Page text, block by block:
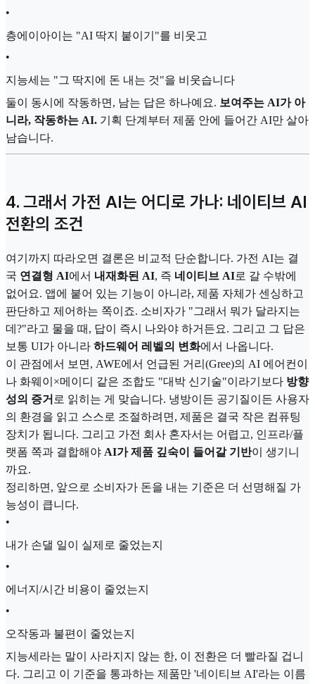
•
층에이아이는 "AI 딱지 붙이기"를 비웃고
•
지능세는 "그 딱지에 돈 내는 것"을 비웃습니다
둘이 동시에 작동하면, 남는 답은 하나예요. 보여주는 AI가 아
니라, 작동하는 AI. 기획 단계부터 제품 안에 들어간 AI만 살아
남습니다.
4. 그래서 가전 AI는 어디로 가나: 네이티브 AI
전환의 조건
여기까지 따라오면 결론은 비교적 단순합니다. 가전 AI는 결
국 연결형 AI에서 내재화된 AI, 즉 네이티브 AI로 갈 수밖에
없어요. 앱에 붙어 있는 기능이 아니라, 제품 자체가 센싱하고
판단하고 제어하는 쪽이죠. 소비자가 "그래서 뭐가 달라지는
데?"라고 물을 때, 답이 즉시 나와야 하거든요. 그리고 그 답은
보통 UI가 아니라 하드웨어 레벨의 변화에서 나옵니다.
이 관점에서 보면, AWE에서 언급된 거리(Gree)의 AI 에어컨이
나 화웨이×메이디 같은 조합도 "대박 신기술"이라기보다 방향
성의 증거 로 읽히는 게 맞습니다. 냉방이든 공기질이든 사용자
의 환경을 읽고 스스로 조절하려면, 제품은 결국 작은 컴퓨팅
장치가 됩니다. 그리고 가전 회사 혼자서는 어렵고, 인프라/플
랫폼 쪽과 결합해야 AI가 제품 깊숙이 들어갈 기반이 생기니
까요.
정리하면, 앞으로 소비자가 돈을 내는 기준은 더 선명해질 가
능성이 큽니다.
•
내가 손댈 일이 실제로 줄었는지
•
에너지/시간 비용이 줄었는지
•
오작동과 불편이 줄었는지
지능세라는 말이 사라지지 않는 한, 이 전환은 더 빨라질 겁니
다. 그리고 이 기준을 통과하는 제품만 '네이티브 AI'라는 이름